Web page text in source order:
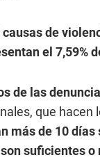
causas de
el 7,59%
de las
que hacen
más de 10 días
suficientes